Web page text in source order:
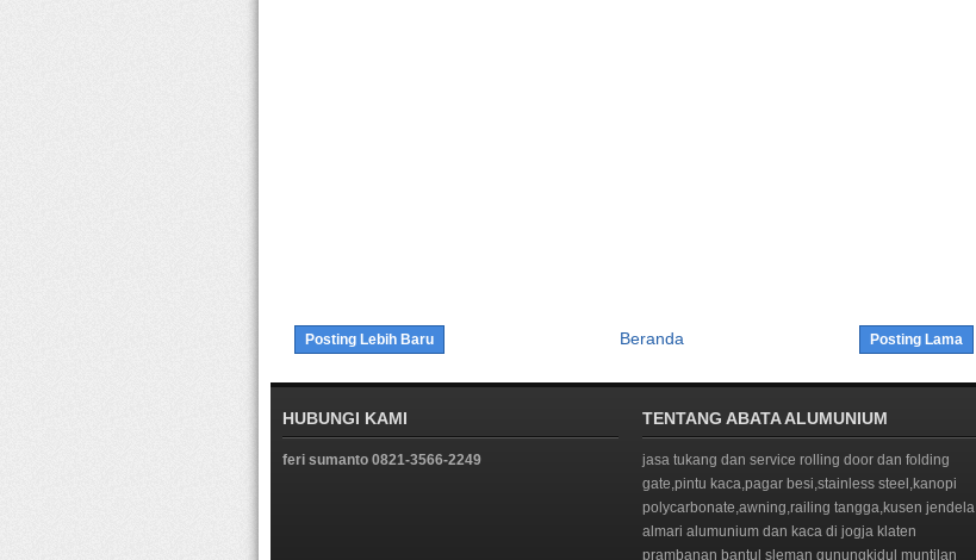
Posting Lebih Baru Posting Lama
Beranda
HUBUNGI KAMI
feri sumanto 0821-3566-2249
TENTANG ABATA ALUMUNIUM
jasa tukang dan service rolling door dan folding
gate,pintu kaca,pagar besi,stainless steel,kanopi
polycarbonate,awning,railing tangga,kusen jendela
almari alumunium dan kaca di jogja klaten
prambanan bantul sleman gunungkidul muntilan